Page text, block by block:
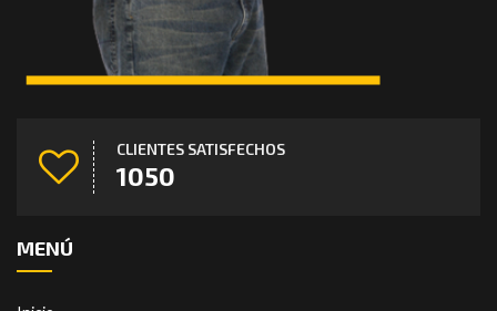
CLIENTES SATISFECHOS
1306
MENÚ